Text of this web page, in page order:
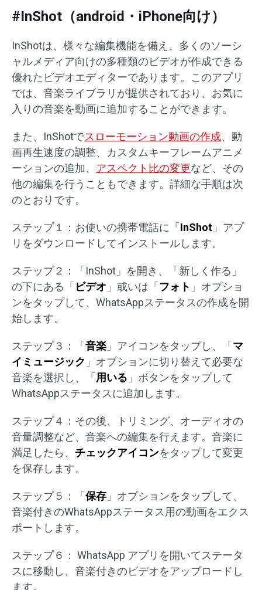
#InShot（android・iPhone向け）
InShotは、様々な編集機能を備え、多くのソーシ
ャルメディア向けの多種類のビデオが作成できる
優れたビデオエディターであります。このアプリ
では、音楽ライブラリが提供されており、お気に
入りの音楽を動画に追加することができます。
また、InShotでスローモーション動画の作成、動
画再生速度の調整、カスタムキーフレームアニメ
ーションの追加、 アスペクト比の変更など、その
他の編集を行うこともできます。詳細な手順は次
のとおりです。
ステップ１：お使いの携帯電話に「 InShot 」アプ
リをダウンロードしてインストールします。
ステップ２：「InShot」を開き、「新しく作る」
の下にある「 ビデオ 」或いは「 フォト 」オプショ
ンをタップして、WhatsAppステータスの作成を開
始します。
ステップ３：「 音楽 」アイコンをタップし、「 マ
イミュージック 」オプションに切り替えて必要な
音楽を選択し、「 用いる 」ボタンをタップして
WhatsAppステータスに追加します。
ステップ４：その後、トリミング、オーディオの
音量調整など、音楽への編集を行えます。音楽に
満足したら、 チェックアイコンをタップして変更
を保存します。
ステップ５：「 保存 」オプションをタップして、
音楽付きのWhatsAppステータス用の動画をエクス
ポートします。
ステップ６： WhatsApp アプリを開いてステータ
スに移動し、音楽付きのビデオをアップロードし
ます。